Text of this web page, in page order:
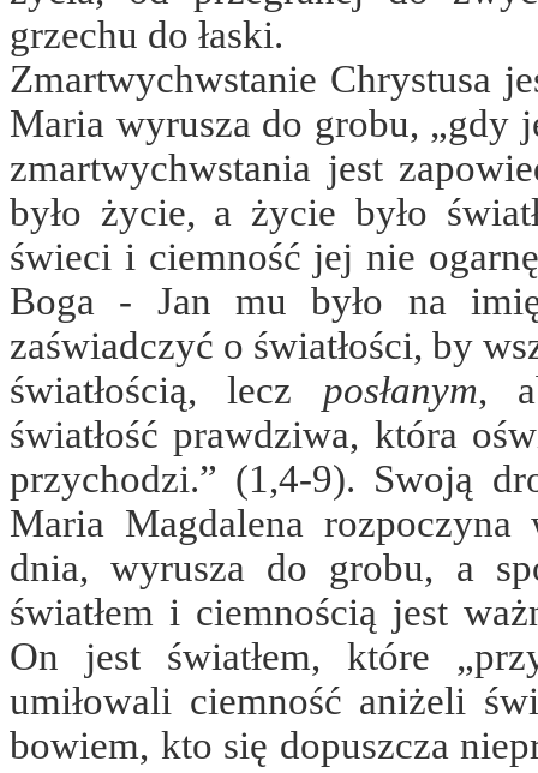
grzechu do łaski.
Zmartwychwstanie Chrystusa
Maria wyrusza do grobu, „gdy
zmartwychwstania jest
było życie, a życie było
świeci i ciemność jej nie
Boga - Jan mu było na
zaświadczyć o światłości, by
światłością, lecz posłanym,
światłość prawdziwa, która
przychodzi.” (1,4-9). Swoją
Maria Magdalena
dnia, wyrusza do grobu, a
światłem i ciemnością jest
On jest światłem, które
umiłowali ciemność aniżeli
bowiem, kto się dopuszcza